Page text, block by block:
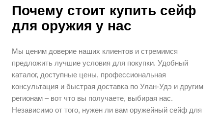
Почему стоит купить сейф
для оружия у нас
Мы ценим доверие наших клиентов и стремимся
предложить лучшие условия для покупки. Удобный
каталог, доступные цены, профессиональная
консультация и быстрая доставка по Улан-Удэ и другим
регионам – вот что вы получаете, выбирая нас.
Независимо от того, нужен ли вам оружейный сейф для